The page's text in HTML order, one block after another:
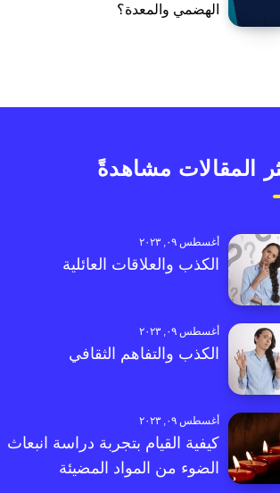
الهضمي والمعدة؟
المقالات مشاهدةً
أغسطس ٠٩, ٢٠٢٣
الكذب والعلاقات العائلية
أغسطس ٠٩, ٢٠٢٣
الكذب والتفاهم الثقافي
أغسطس ٠٩, ٢٠٢٣
كيفية القيام بتجربة دراسة انبعاث
الضوء من المواد المضيئة